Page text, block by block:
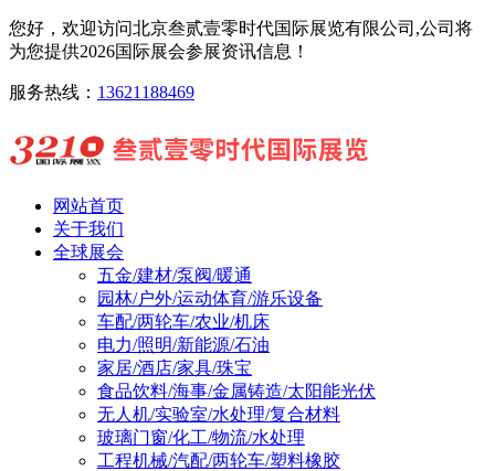
您好，欢迎访问北京叁贰壹零时代国际展览有限公司,公司将
为您提供2026国际展会参展资讯信息！
服务热线： 13621188469
网站首页
关于我们
全球展会
五金/建材/泵阀/暖通
园林/户外/运动体育/游乐设备
车配/两轮车/农业/机床
电力/照明/新能源/石油
家居/酒店/家具/珠宝
食品饮料/海事/金属铸造/太阳能光伏
无人机/实验室/水处理/复合材料
玻璃门窗/化工/物流/水处理
工程机械/汽配/两轮车/塑料橡胶